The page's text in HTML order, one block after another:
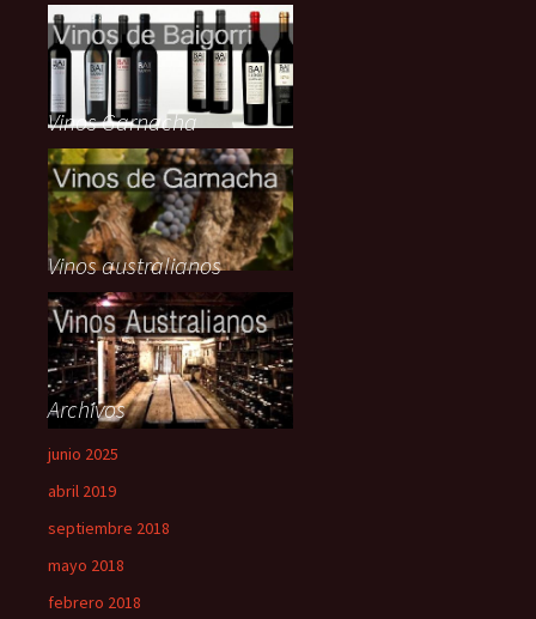
Vinos Garnacha
Vinos australianos
Archivos
junio 2025
abril 2019
septiembre 2018
mayo 2018
febrero 2018